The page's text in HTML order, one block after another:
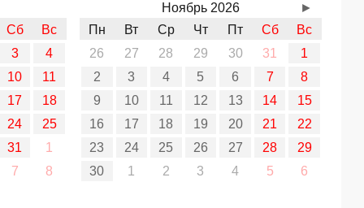
Сб
Вс
3
4
10
11
17
18
24
25
31
1
7
8
Ноябрь 2026
Пн
Вт Ср Чт Пт Сб
Вс
26
27 28 29 30 31
1
2
3 4 5 6 7
8
9
10 11 12 13 14
15
16
17 18 19 20 21
22
23
24 25 26 27 28
29
30
1 2 3 4 5 6
►